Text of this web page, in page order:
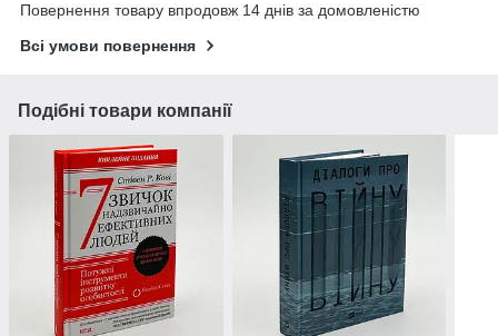
Повернення товару впродовж 14 днів за домовленістю
Всі умови повернення
Подібні товари компанії